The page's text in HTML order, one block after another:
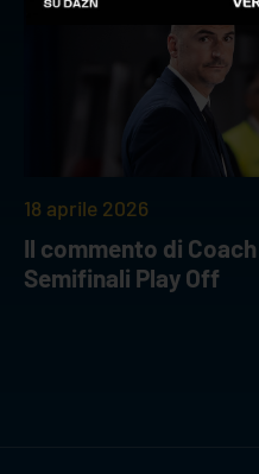
18 aprile 2026
Il commento di
Semifinali Play Off